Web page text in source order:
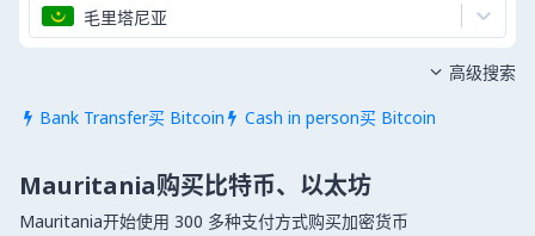
毛里塔尼亚
 Bank Transfer买 Bitcoin  Cash in person买 Bitcoin
 高级搜索
Mauritania购买比特币、以太坊
Mauritania开始使用 300 多种支付方式购买加密货币